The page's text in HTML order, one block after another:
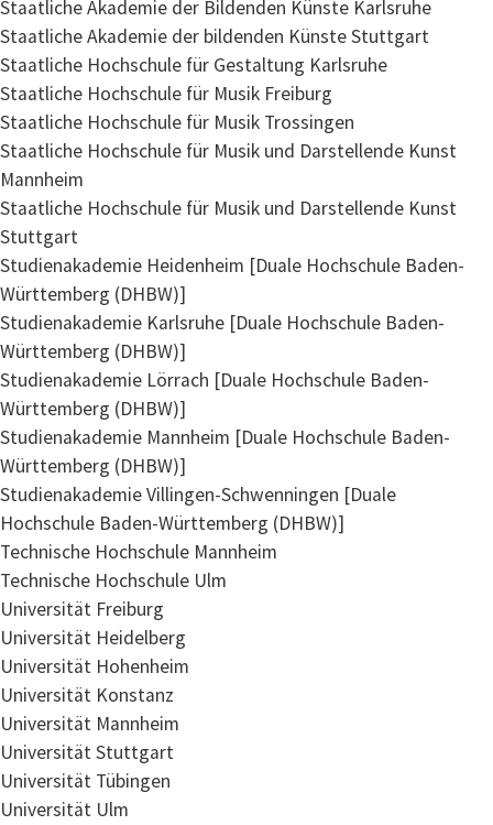
Staatliche Akademie der Bildenden Künste Karlsruhe
Staatliche Akademie der bildenden Künste Stuttgart
Staatliche Hochschule für Gestaltung Karlsruhe
Staatliche Hochschule für Musik Freiburg
Staatliche Hochschule für Musik Trossingen
Staatliche Hochschule für Musik und Darstellende Kunst
Mannheim
Staatliche Hochschule für Musik und Darstellende Kunst
Stuttgart
Studienakademie Heidenheim [Duale Hochschule Baden-
Württemberg (DHBW)]
Studienakademie Karlsruhe [Duale Hochschule Baden-
Württemberg (DHBW)]
Studienakademie Lörrach [Duale Hochschule Baden-
Württemberg (DHBW)]
Studienakademie Mannheim [Duale Hochschule Baden-
Württemberg (DHBW)]
Studienakademie Villingen-Schwenningen [Duale
Hochschule Baden-Württemberg (DHBW)]
Technische Hochschule Mannheim
Technische Hochschule Ulm
Universität Freiburg
Universität Heidelberg
Universität Hohenheim
Universität Konstanz
Universität Mannheim
Universität Stuttgart
Universität Tübingen
Universität Ulm